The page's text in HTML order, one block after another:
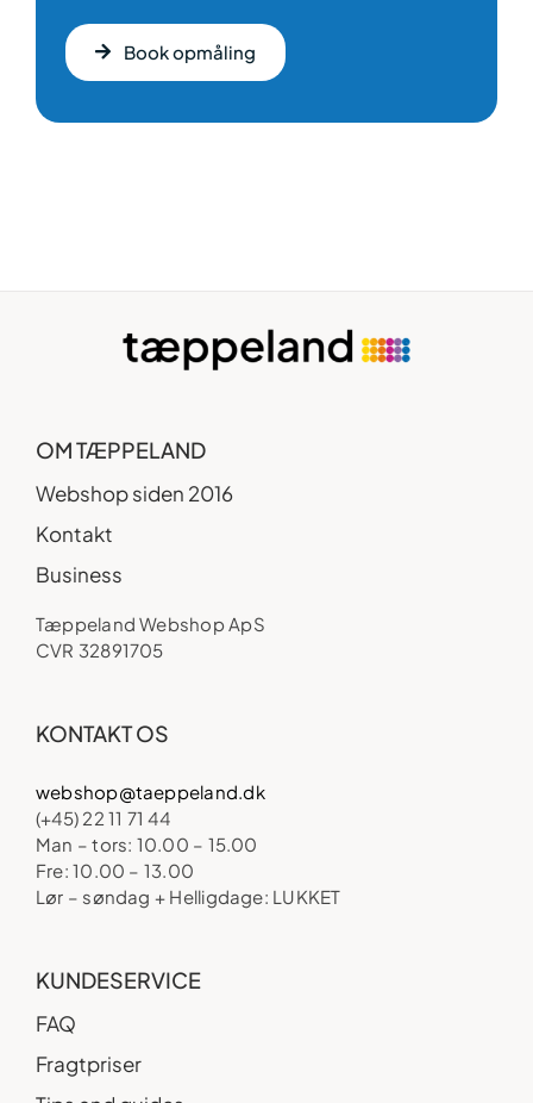
Book opmåling
OM TÆPPELAND
Webshop siden 2016
Kontakt
Business
Tæppeland Webshop ApS
CVR 32891705
KONTAKT OS
webshop@taeppeland.dk
(+45) 22 11 71 44
Man – tors: 10.00 – 15.00
Fre: 10.00 – 13.00
Lør – søndag + Helligdage: LUKKET
KUNDESERVICE
FAQ
Fragtpriser